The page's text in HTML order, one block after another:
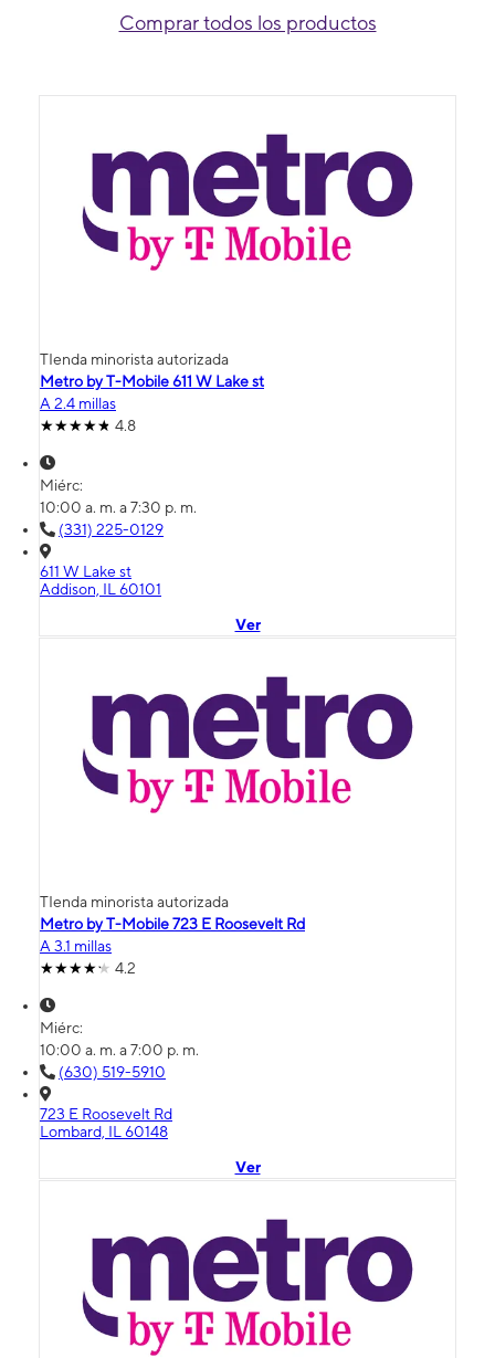
Comprar todos los productos
TIenda minorista autorizada
Metro by T-Mobile 611 W Lake st
A 2.4 millas
4.8
Miérc:
10:00 a. m. a 7:30 p. m.
(331) 225-0129
611 W Lake st
Addison, IL 60101
Ver
TIenda minorista autorizada
Metro by T-Mobile 723 E Roosevelt Rd
A 3.1 millas
4.2
Miérc:
10:00 a. m. a 7:00 p. m.
(630) 519-5910
723 E Roosevelt Rd
Lombard, IL 60148
Ver